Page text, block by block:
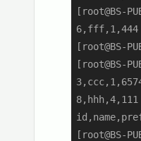
[root@BS-
6,fff,1,444
[root@BS-
[root@BS-
8,hhh,4,111
[root@BS-